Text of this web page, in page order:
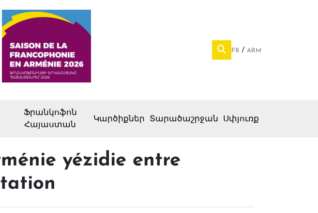
FR ARM
Ֆրանկոֆոն
Հայաստան
Կարծիքներ Տարածաշրջան Սփյուռք
yézidie entre